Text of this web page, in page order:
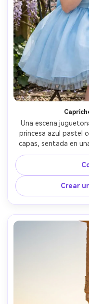
Una escena
princesa azul pastel
capas, sentada en
con macarons y
tomada en Fujifilm X-
cuartos,
texturas ultra
de vida de
Crear